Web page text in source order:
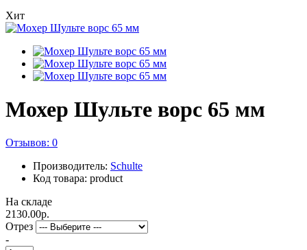
Хит
Мохер Шульте ворс 65 мм
Отзывов: 0
Производитель: Schulte
Код товара: product
На складе
2130.00р.
Отрез
-